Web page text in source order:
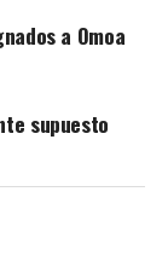
a Omoa
supuesto